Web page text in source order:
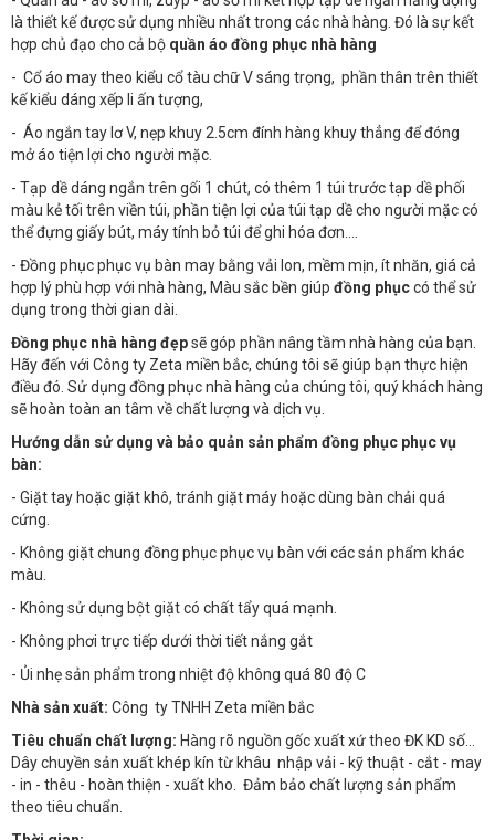
là thiết kế được sử dụng nhiều nhất trong các nhà hàng. Đó là sự kết
hợp chủ đạo cho cả bộ quần áo đồng phục nhà hàng
- Cổ áo may theo kiểu cổ tàu chữ V sáng trọng, phần thân trên thiết
kế kiểu dáng xếp li ấn tượng,
- Áo ngắn tay lơ V, nẹp khuy 2.5cm đính hàng khuy thẳng để đóng
mở áo tiện lợi cho người mặc.
- Tạp dề dáng ngắn trên gối 1 chút, có thêm 1 túi trước tạp dề phối
màu kẻ tối trên viền túi, phần tiện lợi của túi tạp dề cho người mặc có
thể đựng giấy bút, máy tính bỏ túi để ghi hóa đơn….
- Đồng phục phục vụ bàn may bằng vải lon, mềm mịn, ít nhăn, giá cả
hợp lý phù hợp với nhà hàng, Màu sắc bền giúp đồng phụccó thể sử
dụng trong thời gian dài.
Đồng phục nhà hàng đẹpsẽ góp phần nâng tầm nhà hàng của bạn.
Hãy đến với Công ty Zeta miền bắc, chúng tôi sẽ giúp bạn thực hiện
điều đó. Sử dụng đồng phục nhà hàng của chúng tôi, quý khách hàng
sẽ hoàn toàn an tâm về chất lượng và dịch vụ.
Hướng dẫn sử dụng và bảo quản sản phẩm đồng phục phục vụ
bàn:
- Giặt tay hoặc giặt khô, tránh giặt máy hoặc dùng bàn chải quá
cứng.
- Không giặt chung đồng phục phục vụ bàn với các sản phẩm khác
màu.
- Không sử dụng bột giặt có chất tẩy quá mạnh.
- Không phơi trực tiếp dưới thời tiết nắng gắt
- Ủi nhẹ sản phẩm trong nhiệt độ không quá 80 độ C
Nhà sản xuất: Công ty TNHH Zeta miền bắc
Tiêu chuẩn chất lượng: Hàng rõ nguồn gốc xuất xứ theo ĐK KD số…
Dây chuyền sản xuất khép kín từ khâu nhập vải - kỹ thuật - cắt - may
- in - thêu - hoàn thiện - xuất kho. Đảm bảo chất lượng sản phẩm
theo tiêu chuẩn.